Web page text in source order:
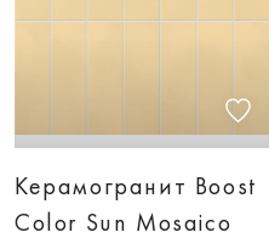
Керамогранит Boost
Color Sun Mosaico